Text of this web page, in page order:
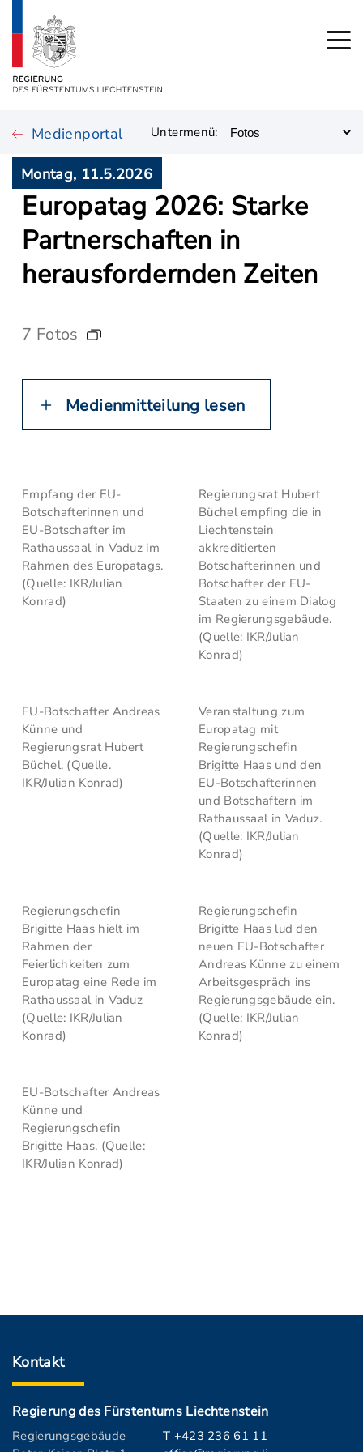
Medienportal Untermenü:
Montag, 11.5.2026
Europatag 2026: Starke
Partnerschaften in
herausfordernden Zeiten
7 Fotos
Medienmitteilung lesen
Empfang der EU-
Botschafterinnen und
EU-Botschafter im
Rathaussaal in Vaduz im
Rahmen des Europatags.
(Quelle: IKR/Julian
Konrad)
Regierungsrat Hubert
Büchel empfing die in
Liechtenstein
akkreditierten
Botschafterinnen und
Botschafter der EU-
Staaten zu einem Dialog
im Regierungsgebäude.
(Quelle: IKR/Julian
Konrad)
EU-Botschafter Andreas
Künne und
Regierungsrat Hubert
Büchel. (Quelle.
IKR/Julian Konrad)
Veranstaltung zum
Europatag mit
Regierungschefin
Brigitte Haas und den
EU-Botschafterinnen
und Botschaftern im
Rathaussaal in Vaduz.
(Quelle: IKR/Julian
Konrad)
Regierungschefin
Brigitte Haas hielt im
Rahmen der
Feierlichkeiten zum
Europatag eine Rede im
Rathaussaal in Vaduz
(Quelle: IKR/Julian
Konrad)
Regierungschefin
Brigitte Haas lud den
neuen EU-Botschafter
Andreas Künne zu einem
Arbeitsgespräch ins
Regierungsgebäude ein.
(Quelle: IKR/Julian
Konrad)
EU-Botschafter Andreas
Künne und
Regierungschefin
Brigitte Haas. (Quelle:
IKR/Julian Konrad)
Kontakt
Regierung des Fürstentums Liechtenstein
Regierungsgebäude
T +423 236 61 11